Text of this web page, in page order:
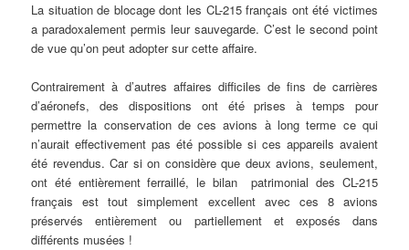
La situation de blocage dont les CL-215 français ont été victimes
a paradoxalement permis leur sauvegarde. C’est le second point
de vue qu’on peut adopter sur cette affaire.
Contrairement à d’autres affaires difficiles de fins de carrières
d’aéronefs, des dispositions ont été prises à temps pour
permettre la conservation de ces avions à long terme ce qui
n’aurait effectivement pas été possible si ces appareils avaient
été revendus. Car si on considère que deux avions, seulement,
ont été entièrement ferraillé, le bilan patrimonial des CL-215
français est tout simplement excellent avec ces 8 avions
préservés entièrement ou partiellement et exposés dans
différents musées !